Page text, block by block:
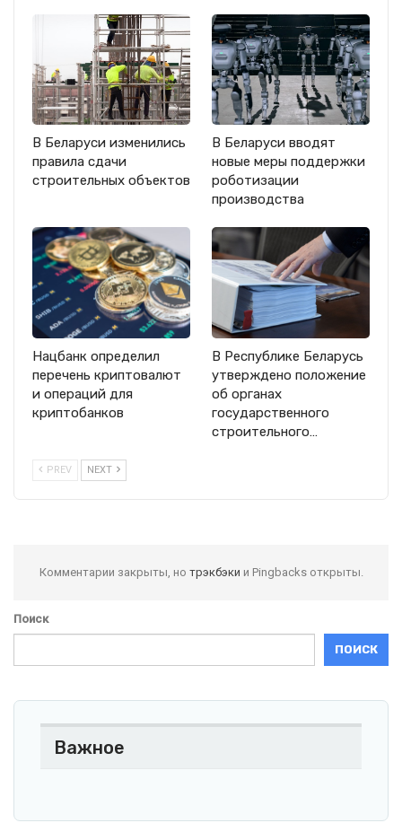
В Беларуси изменились
правила сдачи
строительных объектов
В Беларуси вводят
новые меры поддержки
роботизации
производства
Нацбанк определил
перечень криптовалют
и операций для
криптобанков
В Республике Беларусь
утверждено положение
об органах
государственного
строительного…
PREV NEXT
Комментарии закрыты, но трэкбэки и Pingbacks открыты.
Поиск
ПОИСК
Важное